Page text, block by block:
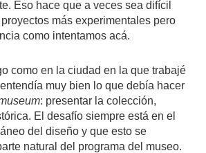
Eso hace que a veces sea difícil
más experimentales pero
como intentamos acá.
como en la ciudad en la que trabajé
muy bien lo que debía hacer
: presentar la colección,
El desafío siempre está en el
del diseño y que esto se
natural del programa del museo.